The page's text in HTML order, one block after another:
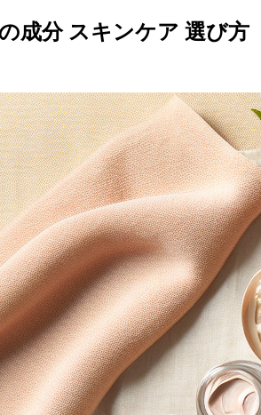
成分 スキンケア 選び方